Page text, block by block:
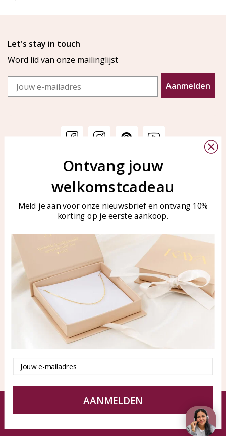
Let's stay in touch
Word lid van onze mailinglijst
Email
Aanmelden
Veelgestelde vragen
Sieraden onderhouden
KAYA Sieraden
Bellen of WhatsApp Ma-Vr
tussen 09:00-17:00
Tel: 0850003187
WhatsApp: 0850003187
klantenservice@kayasierade
Producten
Alle producten
Nieuwe producten
KAYA Sieraden
Over ons
Samenwerken?
Tips en Advies
Duurzaamheid
© KAYA Sieraden
Algemene voorwaarden Disclaimer Privacy Policy Sitemap
Ontvang jouw
welkomstcadeau
Meld je aan voor onze nieuwsbrief en ontvang 10%
korting op je eerste aankoop.
Email
AANMELDEN